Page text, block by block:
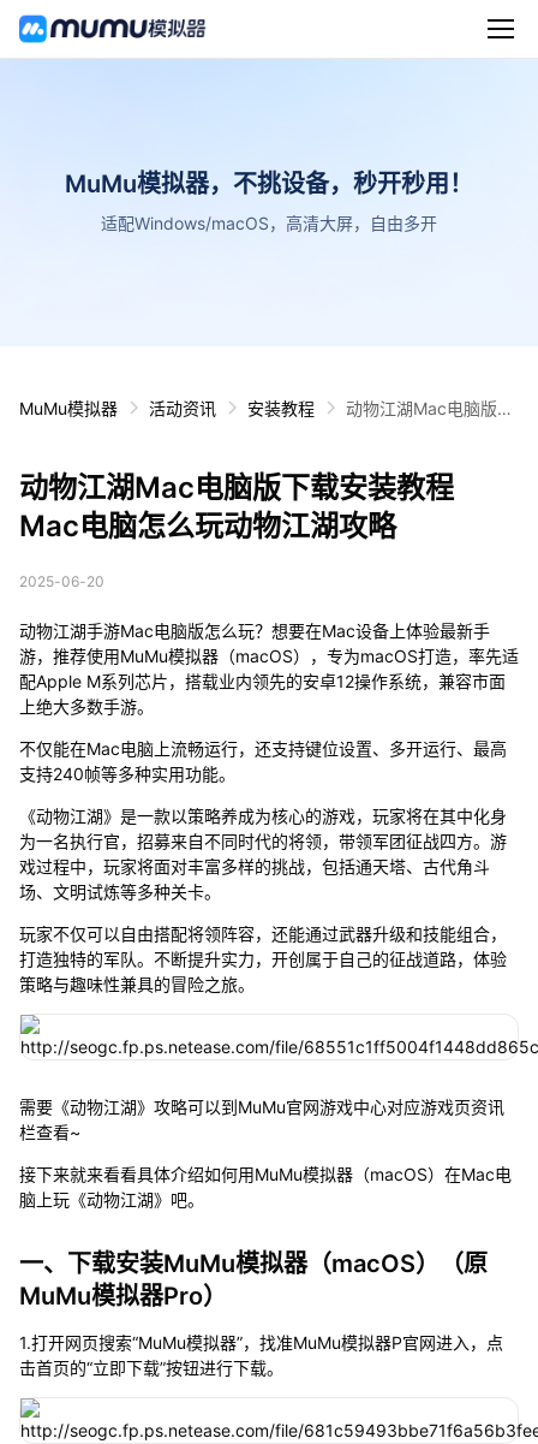
MuMu模拟器，不挑设备，秒开秒用！
适配Windows/macOS，高清大屏，自由多开
MuMu模拟器 活动资讯 安装教程
动物江湖Mac电脑版下
动物江湖Mac电脑版下载安装教程
Mac电脑怎么玩动物江湖攻略
2025-06-20
动物江湖手游Mac电脑版怎么玩？想要在Mac设备上体验最新手
游，推荐使用MuMu模拟器（macOS），专为macOS打造，率先适
配Apple M系列芯片，搭载业内领先的安卓12操作系统，兼容市面
上绝大多数手游。
不仅能在Mac电脑上流畅运行，还支持键位设置、多开运行、最高
支持240帧等多种实用功能。
《动物江湖》是一款以策略养成为核心的游戏，玩家将在其中化身
为一名执行官，招募来自不同时代的将领，带领军团征战四方。游
戏过程中，玩家将面对丰富多样的挑战，包括通天塔、古代角斗
场、文明试炼等多种关卡。
玩家不仅可以自由搭配将领阵容，还能通过武器升级和技能组合，
打造独特的军队。不断提升实力，开创属于自己的征战道路，体验
策略与趣味性兼具的冒险之旅。
需要《动物江湖》攻略可以到MuMu官网游戏中心对应游戏页资讯
栏查看~
接下来就来看看具体介绍如何用MuMu模拟器（macOS）在Mac电
脑上玩《动物江湖》吧。
一、下载安装MuMu模拟器（macOS）（原
MuMu模拟器Pro）
1.打开网页搜索“MuMu模拟器”，找准MuMu模拟器P官网进入，点
击首页的“立即下载”按钮进行下载。